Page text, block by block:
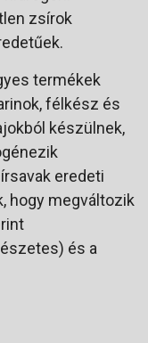
zsírok
termékek
félkész és
készülnek,
eredeti
hogy megváltozik
és a